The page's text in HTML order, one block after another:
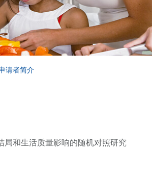
请者简介
局和生活质量影响的随机对照研究